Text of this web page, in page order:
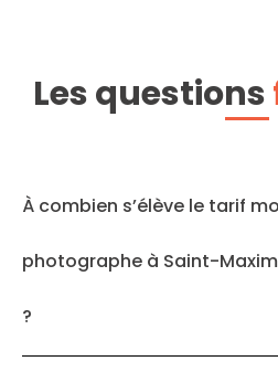
Les questions
À combien s’élève le tarif
photographe à Saint-
?